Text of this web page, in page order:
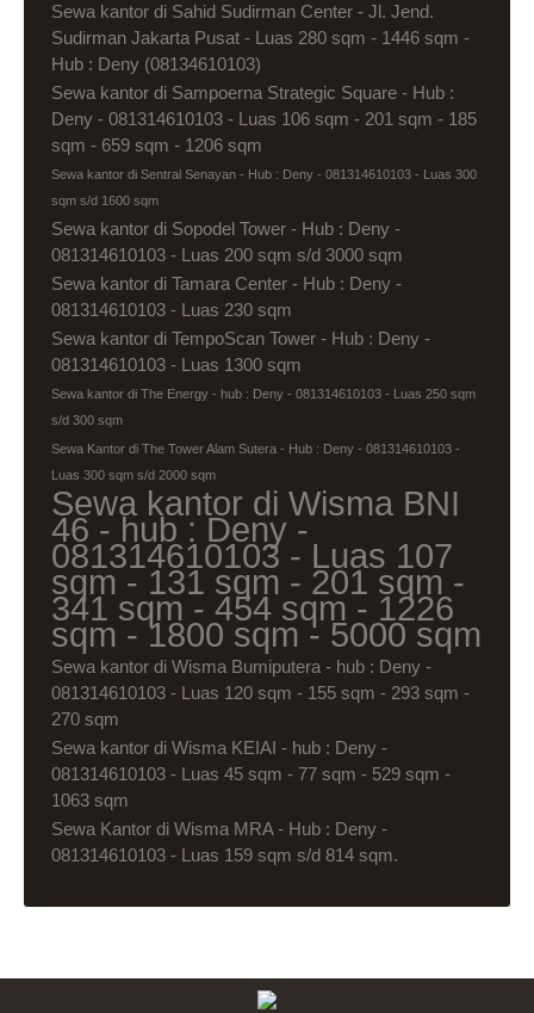
Sewa kantor di Sahid Sudirman Center - Jl. Jend.
Sudirman Jakarta Pusat - Luas 280 sqm - 1446 sqm -
Hub : Deny (08134610103)
Sewa kantor di Sampoerna Strategic Square - Hub :
Deny - 081314610103 - Luas 106 sqm - 201 sqm - 185
sqm - 659 sqm - 1206 sqm
Sewa kantor di Sentral Senayan - Hub : Deny - 081314610103 - Luas 300
sqm s/d 1600 sqm
Sewa kantor di Sopodel Tower - Hub : Deny -
081314610103 - Luas 200 sqm s/d 3000 sqm
Sewa kantor di Tamara Center - Hub : Deny -
081314610103 - Luas 230 sqm
Sewa kantor di TempoScan Tower - Hub : Deny -
081314610103 - Luas 1300 sqm
Sewa kantor di The Energy - hub : Deny - 081314610103 - Luas 250 sqm
s/d 300 sqm
Sewa Kantor di The Tower Alam Sutera - Hub : Deny - 081314610103 -
Luas 300 sqm s/d 2000 sqm
Sewa kantor di Wisma BNI
46 - hub : Deny -
081314610103 - Luas 107
sqm - 131 sqm - 201 sqm -
341 sqm - 454 sqm - 1226
sqm - 1800 sqm - 5000 sqm
Sewa kantor di Wisma Bumiputera - hub : Deny -
081314610103 - Luas 120 sqm - 155 sqm - 293 sqm -
270 sqm
Sewa kantor di Wisma KEIAI - hub : Deny -
081314610103 - Luas 45 sqm - 77 sqm - 529 sqm -
1063 sqm
Sewa Kantor di Wisma MRA - Hub : Deny -
081314610103 - Luas 159 sqm s/d 814 sqm.